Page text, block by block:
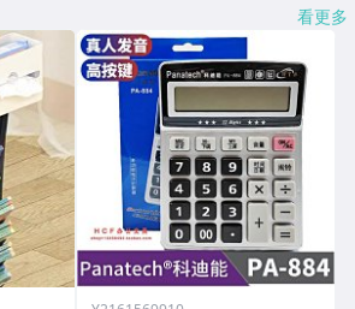
看更多